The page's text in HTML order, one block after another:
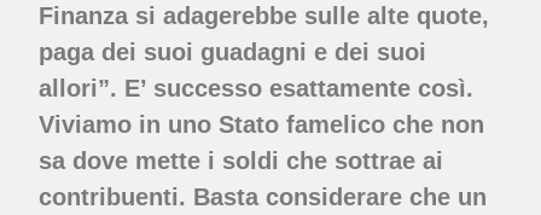
Finanza si adagerebbe sulle alte quote,
paga dei suoi guadagni e dei suoi
allori”. E’ successo esattamente così.
Viviamo in uno Stato famelico che non
sa dove mette i soldi che sottrae ai
contribuenti. Basta considerare che un